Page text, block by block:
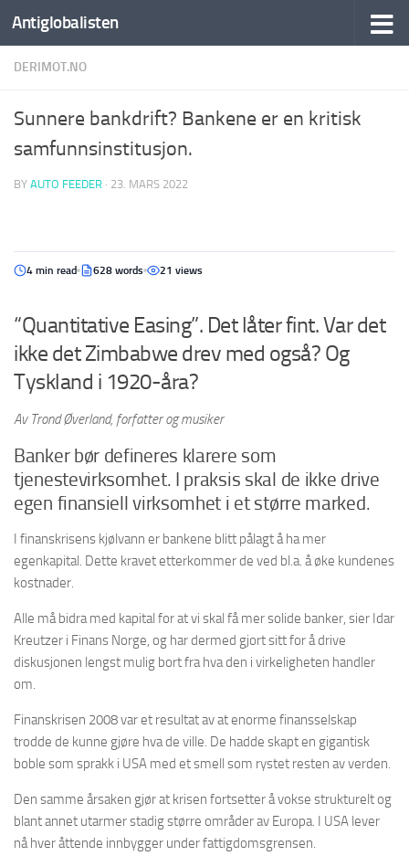
Antiglobalisten
DERIMOT.NO
Sunnere bankdrift? Bankene er en kritisk
samfunnsinstitusjon.
BY AUTO FEEDER · 23. MARS 2022
4 min read 628 words 21 views
“Quantitative Easing”. Det låter fint. Var det
ikke det Zimbabwe drev med også? Og
Tyskland i 1920-åra?
Av Trond Øverland, forfatter og musiker
Banker bør defineres klarere som
tjenestevirksomhet. I praksis skal de ikke drive
egen finansiell virksomhet i et større marked.
I finanskrisens kjølvann er bankene blitt pålagt å ha mer
egenkapital. Dette kravet etterkommer de ved bl.a. å øke kundenes
kostnader.
Alle må bidra med kapital for at vi skal få mer solide banker, sier Idar
Kreutzer i Finans Norge, og har dermed gjort sitt for å drive
diskusjonen lengst mulig bort fra hva den i virkeligheten handler
om.
Finanskrisen 2008 var et resultat av at enorme finansselskap
trodde de kunne gjøre hva de ville. De hadde skapt en gigantisk
boble som sprakk i USA med et smell som rystet resten av verden.
Den samme årsaken gjør at krisen fortsetter å vokse strukturelt og
blant annet utarmer stadig større områder av Europa. I USA lever
nå hver åttende innbygger under fattigdomsgrensen.